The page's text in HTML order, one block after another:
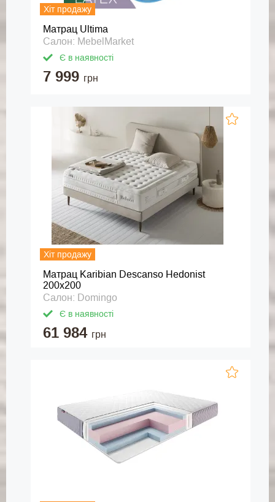
Хіт продажу
Матрац Ultima
Салон: MebelMarket
Є в наявності
7 999 грн
Хіт продажу
Матрац Karibian Descanso Hedonist
200х200
Салон: Domingo
Є в наявності
61 984 грн